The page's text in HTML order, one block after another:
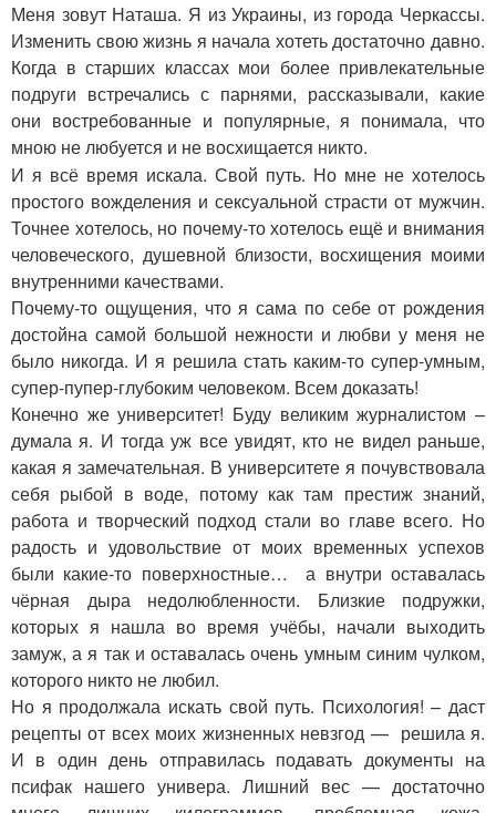
Меня зовут Наташа. Я из Украины, из города Черкассы.
Изменить свою жизнь я начала хотеть достаточно давно.
Когда в старших классах мои более привлекательные
подруги встречались с парнями, рассказывали, какие
они востребованные и популярные, я понимала, что
мною не любуется и не восхищается никто.
И я всё время искала. Свой путь. Но мне не хотелось
простого вожделения и сексуальной страсти от мужчин.
Точнее хотелось, но почему-то хотелось ещё и внимания
человеческого, душевной близости, восхищения моими
внутренними качествами.
Почему-то ощущения, что я сама по себе от рождения
достойна самой большой нежности и любви у меня не
было никогда. И я решила стать каким-то супер-умным,
супер-пупер-глубоким человеком. Всем доказать!
Конечно же университет! Буду великим журналистом –
думала я. И тогда уж все увидят, кто не видел раньше,
какая я замечательная. В университете я почувствовала
себя рыбой в воде, потому как там престиж знаний,
работа и творческий подход стали во главе всего. Но
радость и удовольствие от моих временных успехов
были какие-то поверхностные… а внутри оставалась
чёрная дыра недолюбленности. Близкие подружки,
которых я нашла во время учёбы, начали выходить
замуж, а я так и оставалась очень умным синим чулком,
которого никто не любил.
Но я продолжала искать свой путь. Психология! – даст
рецепты от всех моих жизненных невзгод — решила я.
И в один день отправилась подавать документы на
псифак нашего универа. Лишний вес — достаточно